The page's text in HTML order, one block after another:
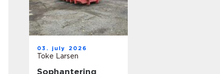
03. july 2026
Toke Larsen
Sophantering